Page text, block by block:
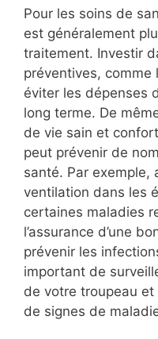
Pour les soins de
est généralement
traitement. Investir
préventives, comme
éviter les dépenses
long terme. De
de vie sain et
peut prévenir de
santé. Par exemple,
ventilation dans les
certaines maladies
l’assurance d’une
prévenir les
important de
de votre troupeau et
de signes de